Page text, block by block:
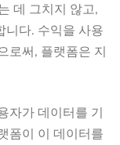
데 그치지 않고,
니다. 수익을 사용
로써, 플랫폼은 지
자가 데이터를 기
폼이 이 데이터를